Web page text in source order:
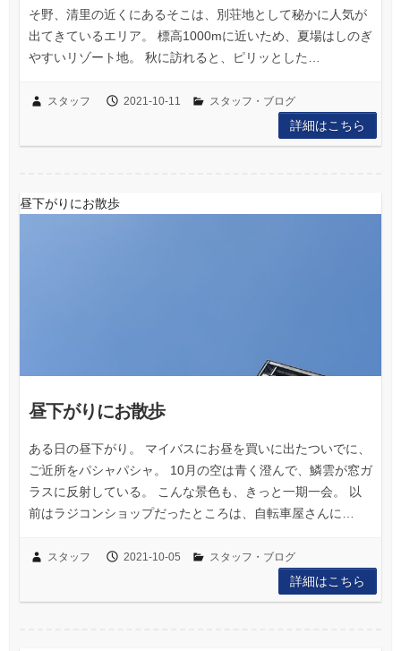
そ野、清里の近くにあるそこは、別荘地として秘かに人気が
出てきているエリア。 標高1000mに近いため、夏場はしのぎ
やすいリゾート地。 秋に訪れると、ピリッとした…
スタッフ 2021-10-11 スタッフ・ブログ
詳細はこちら
昼下がりにお散歩
昼下がりにお散歩
ある日の昼下がり。 マイバスにお昼を買いに出たついでに、
ご近所をパシャパシャ。 10月の空は青く澄んで、鱗雲が窓ガ
ラスに反射している。 こんな景色も、きっと一期一会。 以
前はラジコンショップだったところは、自転車屋さんに…
スタッフ 2021-10-05 スタッフ・ブログ
詳細はこちら